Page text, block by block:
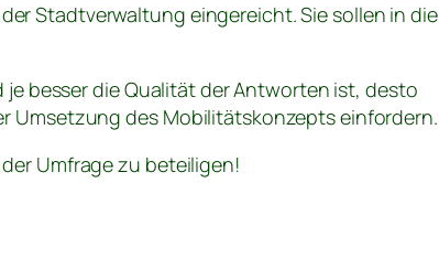
Stadtverwaltung eingereicht. Sie sollen in die
besser die Qualität der Antworten ist, desto
Umsetzung des Mobilitätskonzepts einfordern.
Umfrage zu beteiligen!